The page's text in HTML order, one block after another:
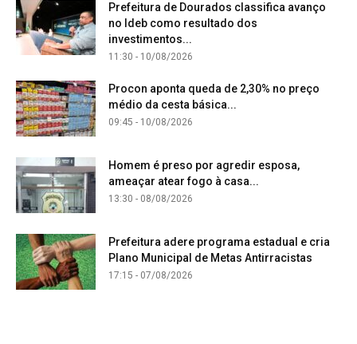
Prefeitura de Dourados classifica avanço
no Ideb como resultado dos
investimentos...
11:30 - 10/08/2026
Procon aponta queda de 2,30% no preço
médio da cesta básica...
09:45 - 10/08/2026
Homem é preso por agredir esposa,
ameaçar atear fogo à casa...
13:30 - 08/08/2026
Prefeitura adere programa estadual e cria
Plano Municipal de Metas Antirracistas
17:15 - 07/08/2026